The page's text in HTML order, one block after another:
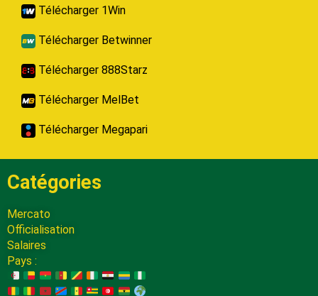
Télécharger 1Win
Télécharger Betwinner
Télécharger 888Starz
Télécharger MelBet
Télécharger Megapari
Catégories
Mercato
Officialisation
Salaires
Pays :